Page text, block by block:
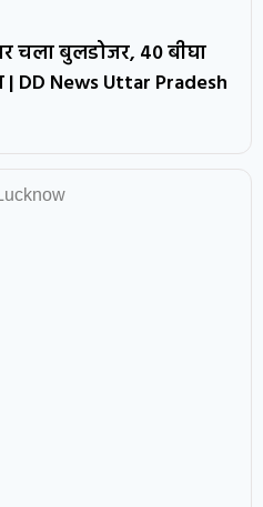
चला बुलडोजर, 40 बीघा
| DD News Uttar Pradesh